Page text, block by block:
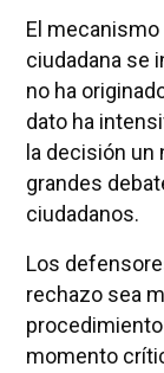
El
ciudadana se
no ha
dato ha
la decisión
grandes
ciudadanos.
Los
rechazo sea
momento